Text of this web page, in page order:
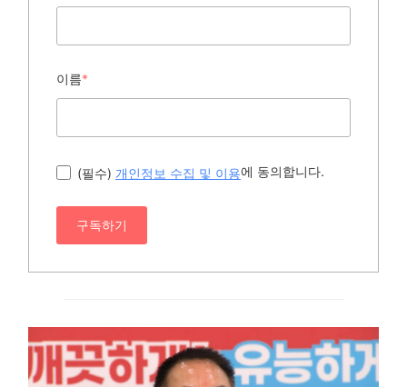
이름*
(필수) 개인정보 수집 및 이용에 동의합니다.
구독하기